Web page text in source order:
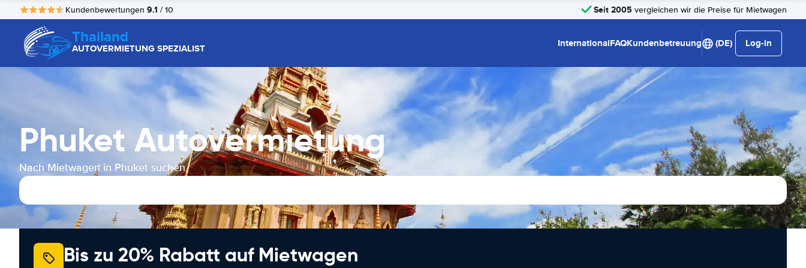
Kundenbewertungen 9.1 / 10 Seit 2005 vergleichen wir die Preise für Mietwagen
Thailand
AUTOVERMIETUNG SPEZIALIST InternationalFAQKundenbetreuung (DE) Log-in
Phuket Autovermietung
Nach Mietwagen in Phuket suchen
Bis zu 20% Rabatt auf Mietwagen